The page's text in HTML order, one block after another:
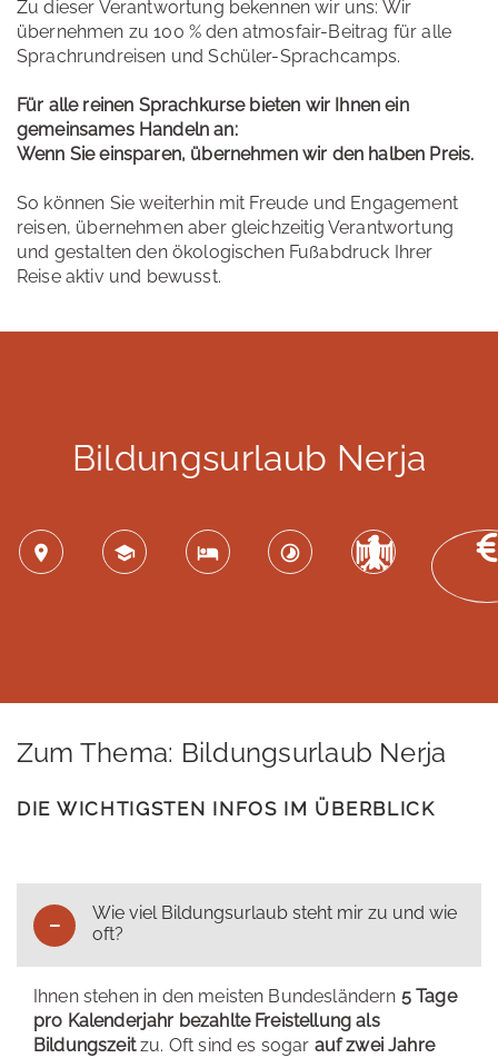
Zu dieser Verantwortung bekennen wir uns: Wir
übernehmen zu 100 % den atmosfair-Beitrag für alle
Sprachrundreisen und Schüler-Sprachcamps.
Für alle reinen Sprachkurse bieten wir Ihnen ein
gemeinsames Handeln an:
Wenn Sie einsparen, übernehmen wir den halben Preis.
So können Sie weiterhin mit Freude und Engagement
reisen, übernehmen aber gleichzeitig Verantwortung
und gestalten den ökologischen Fußabdruck Ihrer
Reise aktiv und bewusst.
Bildungsurlaub Nerja
Zum Thema: Bildungsurlaub Nerja
DIE WICHTIGSTEN INFOS IM ÜBERBLICK
Wie viel Bildungsurlaub steht mir zu und wie
oft?
Ihnen stehen in den meisten Bundesländern 5 Tage
pro Kalenderjahr bezahlte Freistellung als
Bildungszeitzu. Oft sind es sogar auf zwei Jahre